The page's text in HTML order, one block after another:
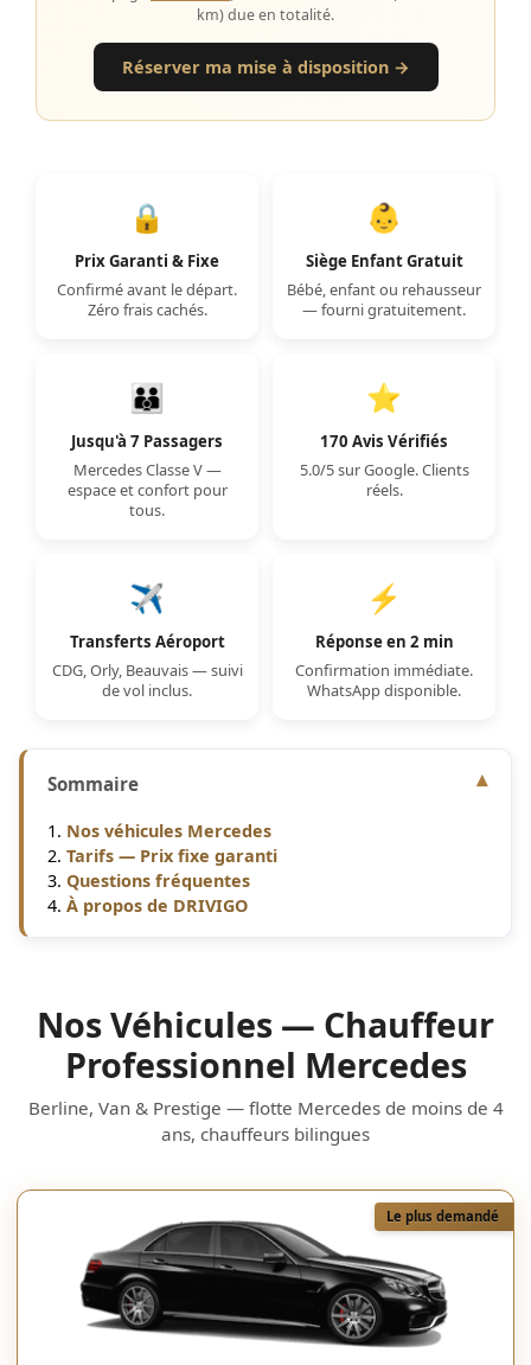
km) due en totalité.
Réserver ma mise à disposition →
🔒
Prix Garanti & Fixe
Confirmé avant le départ.
Zéro frais cachés.
👶
Siège Enfant Gratuit
Bébé, enfant ou rehausseur
— fourni gratuitement.
👪
Jusqu'à 7 Passagers
Mercedes Classe V —
espace et confort pour
tous.
⭐
170 Avis Vérifiés
5.0/5 sur Google. Clients
réels.
✈️
Transferts Aéroport
CDG, Orly, Beauvais — suivi
de vol inclus.
⚡
Réponse en 2 min
Confirmation immédiate.
WhatsApp disponible.
Sommaire
Nos véhicules Mercedes
Tarifs — Prix fixe garanti
Questions fréquentes
À propos de DRIVIGO
Nos Véhicules — Chauffeur
Professionnel Mercedes
Berline, Van & Prestige — flotte Mercedes de moins de 4
ans, chauffeurs bilingues
Le plus demandé